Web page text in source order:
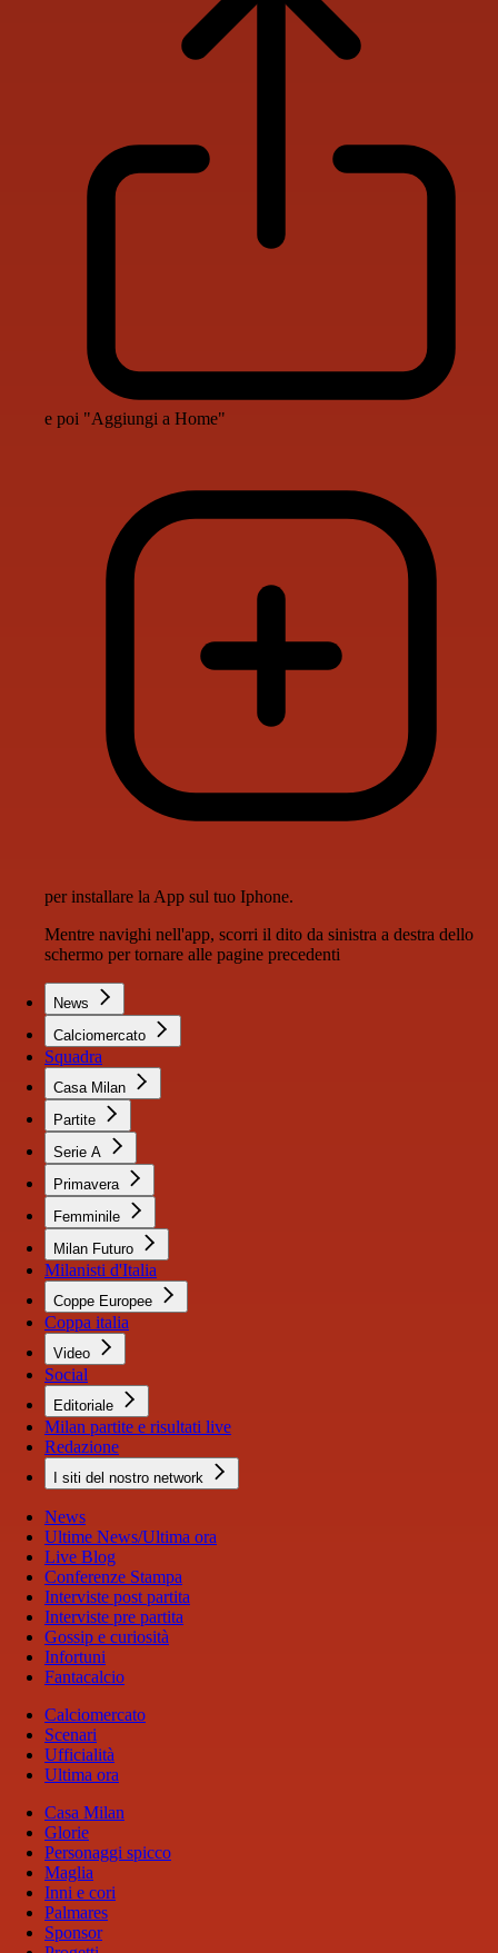
e poi "Aggiungi a Home"
per installare la App sul tuo Iphone.
Mentre navighi nell'app, scorri il dito da sinistra a destra dello
schermo per tornare alle pagine precedenti
News
Calciomercato
Squadra
Casa Milan
Partite
Serie A
Primavera
Femminile
Milan Futuro
Milanisti d'Italia
Coppe Europee
Coppa italia
Video
Social
Editoriale
Milan partite e risultati live
Redazione
I siti del nostro network
News
Ultime News/Ultima ora
Live Blog
Conferenze Stampa
Interviste post partita
Interviste pre partita
Gossip e curiosità
Infortuni
Fantacalcio
Calciomercato
Scenari
Ufficialità
Ultima ora
Casa Milan
Glorie
Personaggi spicco
Maglia
Inni e cori
Palmares
Sponsor